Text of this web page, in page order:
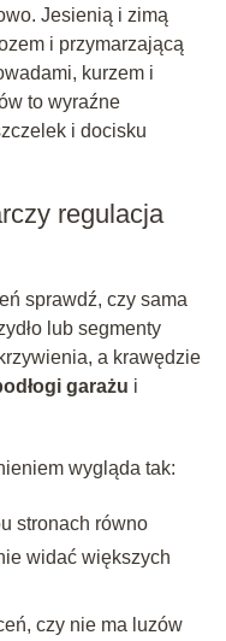
Jesienią i zimą
i przymarzającą
kurzem i
to wyraźne
i docisku
regulacja
sprawdź, czy sama
lub segmenty
a krawędzie
garażu i
wygląda tak:
stronach równo
widać większych
czy nie ma luzów